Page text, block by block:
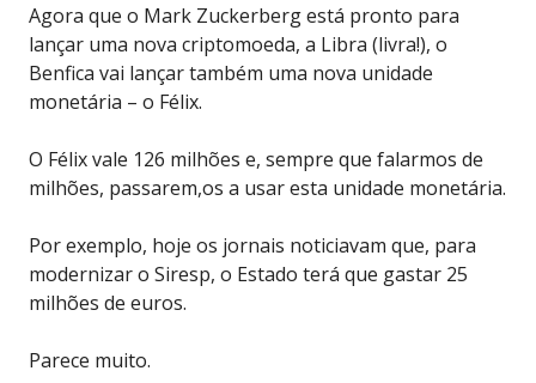
Agora que o Mark Zuckerberg está pronto para
lançar uma nova criptomoeda, a Libra (livra!), o
Benfica vai lançar também uma nova unidade
monetária – o Félix.
O Félix vale 126 milhões e, sempre que falarmos de
milhões, passarem,os a usar esta unidade monetária.
Por exemplo, hoje os jornais noticiavam que, para
modernizar o Siresp, o Estado terá que gastar 25
milhões de euros.
Parece muito.